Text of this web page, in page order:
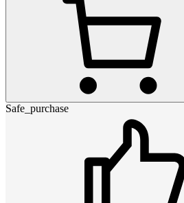
Safe_purchase